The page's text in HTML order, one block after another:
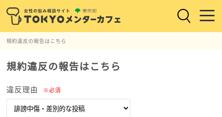
規約違反の報告はこちら
規約違反の報告はこちら
違反理由 ※必須